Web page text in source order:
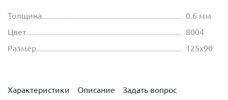
Толщина
0.6 мм
Цвет
8004
Размер
125х90
Характеристики Описание Задать вопрос